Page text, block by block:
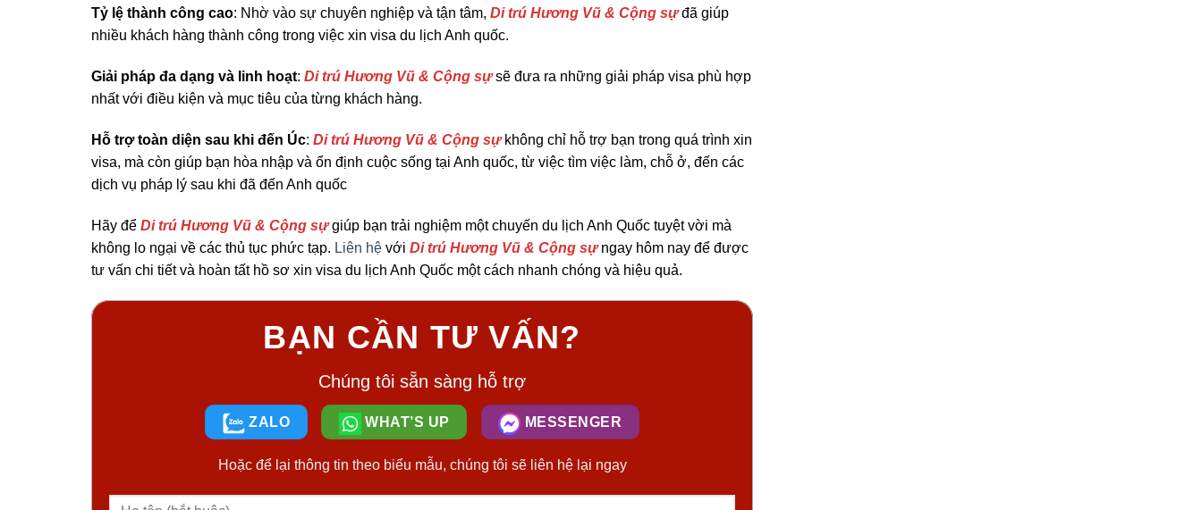
Tỷ lệ thành công cao: Nhờ vào sự chuyên nghiệp và tận tâm, Di trú Hương Vũ & Cộng sựđã giúp
nhiều khách hàng thành công trong việc xin visa du lịch Anh quốc.
Giải pháp đa dạng và linh hoạt: Di trú Hương Vũ & Cộng sựsẽ đưa ra những giải pháp visa phù hợp
nhất với điều kiện và mục tiêu của từng khách hàng.
Hỗ trợ toàn diện sau khi đến Úc: Di trú Hương Vũ & Cộng sựkhông chỉ hỗ trợ bạn trong quá trình xin
visa, mà còn giúp bạn hòa nhập và ổn định cuộc sống tại Anh quốc, từ việc tìm việc làm, chỗ ở, đến các
dịch vụ pháp lý sau khi đã đến Anh quốc
Hãy để Di trú Hương Vũ & Cộng sựgiúp bạn trải nghiệm một chuyến du lịch Anh Quốc tuyệt vời mà
không lo ngại về các thủ tục phức tạp. Liên hệ với Di trú Hương Vũ & Cộng sựngay hôm nay để được
tư vấn chi tiết và hoàn tất hồ sơ xin visa du lịch Anh Quốc một cách nhanh chóng và hiệu quả.
BẠN CẦN TƯ VẤN?
Chúng tôi sẵn sàng hỗ trợ
ZALO WHAT’S UP MESSENGER
Hoặc để lại thông tin theo biểu mẫu, chúng tôi sẽ liên hệ lại ngay